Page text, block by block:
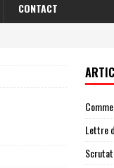
CONTACT
Lettre